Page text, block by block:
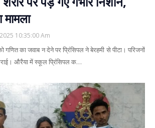
10:35:00 Am
गणित का जवाब न देने पर प्रिंसिपल ने बेरहमी से पीटा। परिजनों
औरैया में स्कूल प्रिंसिपल क…